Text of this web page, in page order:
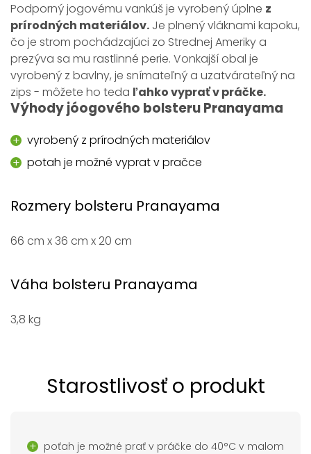
Podporný jogovému vankúš je vyrobený úplne z
prírodných materiálov. Je plnený vláknami kapoku,
čo je strom pochádzajúci zo Strednej Ameriky a
prezýva sa mu rastlinné perie. Vonkajší obal je
vyrobený z bavlny, je snímateľný a uzatvárateľný na
zips - môžete ho teda ľahko vyprať v práčke.
Výhody jóogového bolsteru Pranayama
vyrobený z prírodných materiálov
potah je možné vyprat v pračce
Rozmery bolsteru Pranayama
66 cm x 36 cm x 20 cm
Váha bolsteru Pranayama
3,8 kg
Starostlivosť o produkt
poťah je možné prať v práčke do 40°C v malom